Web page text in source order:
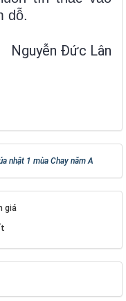
dỗ.
Nguyễn Đức Lân
nhật 1 mùa Chay năm A
giá